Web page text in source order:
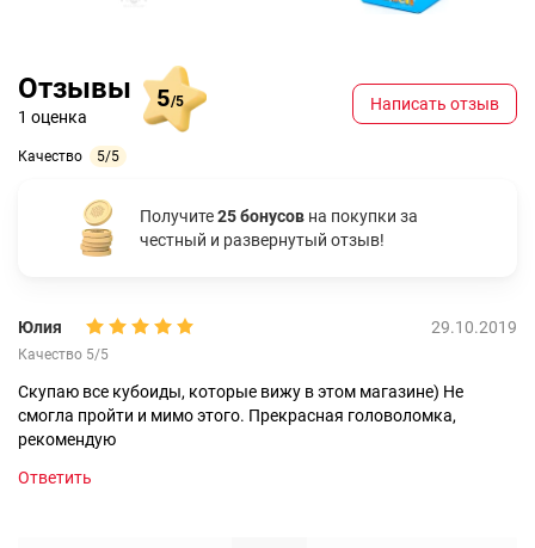
Отзывы
1 оценка
5/5
Качество 5/5
Написать отзыв
Получите25 бонусов на покупки за
честный и развернутый отзыв!
Юлия 29.10.2019
Качество 5/5
Скупаю все кубоиды, которые вижу в этом магазине) Не
смогла пройти и мимо этого. Прекрасная головоломка,
рекомендую
Ответить